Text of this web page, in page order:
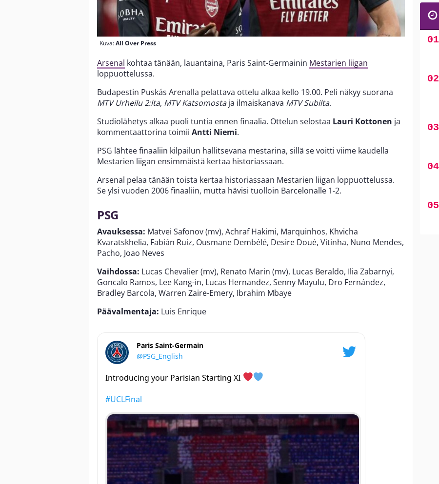
Kuva:All Over Press
Arsenal kohtaa tänään, lauantaina, Paris Saint-Germainin Mestarien liigan
loppuottelussa.
Budapestin Puskás Arenalla pelattava ottelu alkaa kello 19.00. Peli näkyy suorana
MTV Urheilu 2:lta, MTV Katsomostaja ilmaiskanava MTV Subilta.
Studiolähetys alkaa puoli tuntia ennen finaalia. Ottelun selostaa Lauri Kottonen ja
kommentaattorina toimii Antti Niemi.
PSG lähtee finaaliin kilpailun hallitsevana mestarina, sillä se voitti viime kaudella
Mestarien liigan ensimmäistä kertaa historiassaan.
Arsenal pelaa tänään toista kertaa historiassaan Mestarien liigan loppuottelussa.
Se ylsi vuoden 2006 finaaliin, mutta hävisi tuolloin Barcelonalle 1-2.
PSG
Avauksessa: Matvei Safonov (mv), Achraf Hakimi, Marquinhos, Khvicha
Kvaratskhelia, Fabián Ruiz, Ousmane Dembélé, Desire Doué, Vitinha, Nuno Mendes,
Pacho, Joao Neves
Vaihdossa: Lucas Chevalier (mv), Renato Marin (mv), Lucas Beraldo, Ilia Zabarnyi,
Goncalo Ramos, Lee Kang-in, Lucas Hernandez, Senny Mayulu, Dro Fernández,
Bradley Barcola, Warren Zaire-Emery, Ibrahim Mbaye
Päävalmentaja: Luis Enrique
Paris Saint-Germain
@PSG_English
Introducing your Parisian Starting XI
#UCLFinal